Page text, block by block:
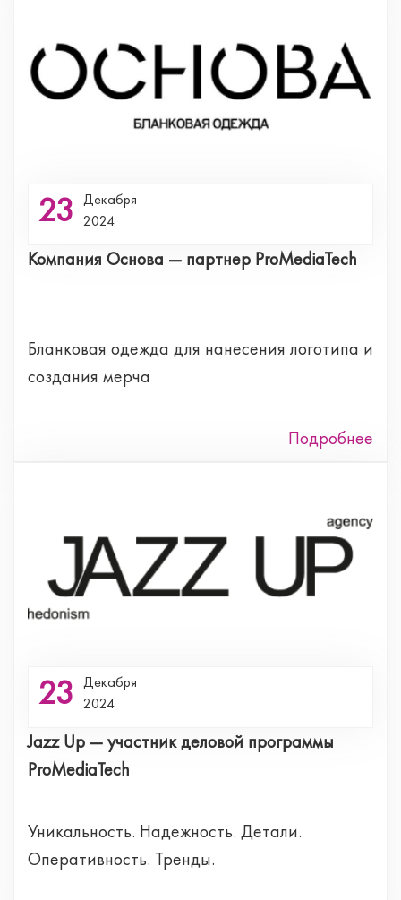
23 Декабря
2024
Компания Основа — партнер ProMediaTech
Бланковая одежда для нанесения логотипа и
создания мерча
Подробнее
23 Декабря
2024
Jazz Up — участник деловой программы
ProMediaTech
Уникальность. Надежность. Детали.
Оперативность. Тренды.